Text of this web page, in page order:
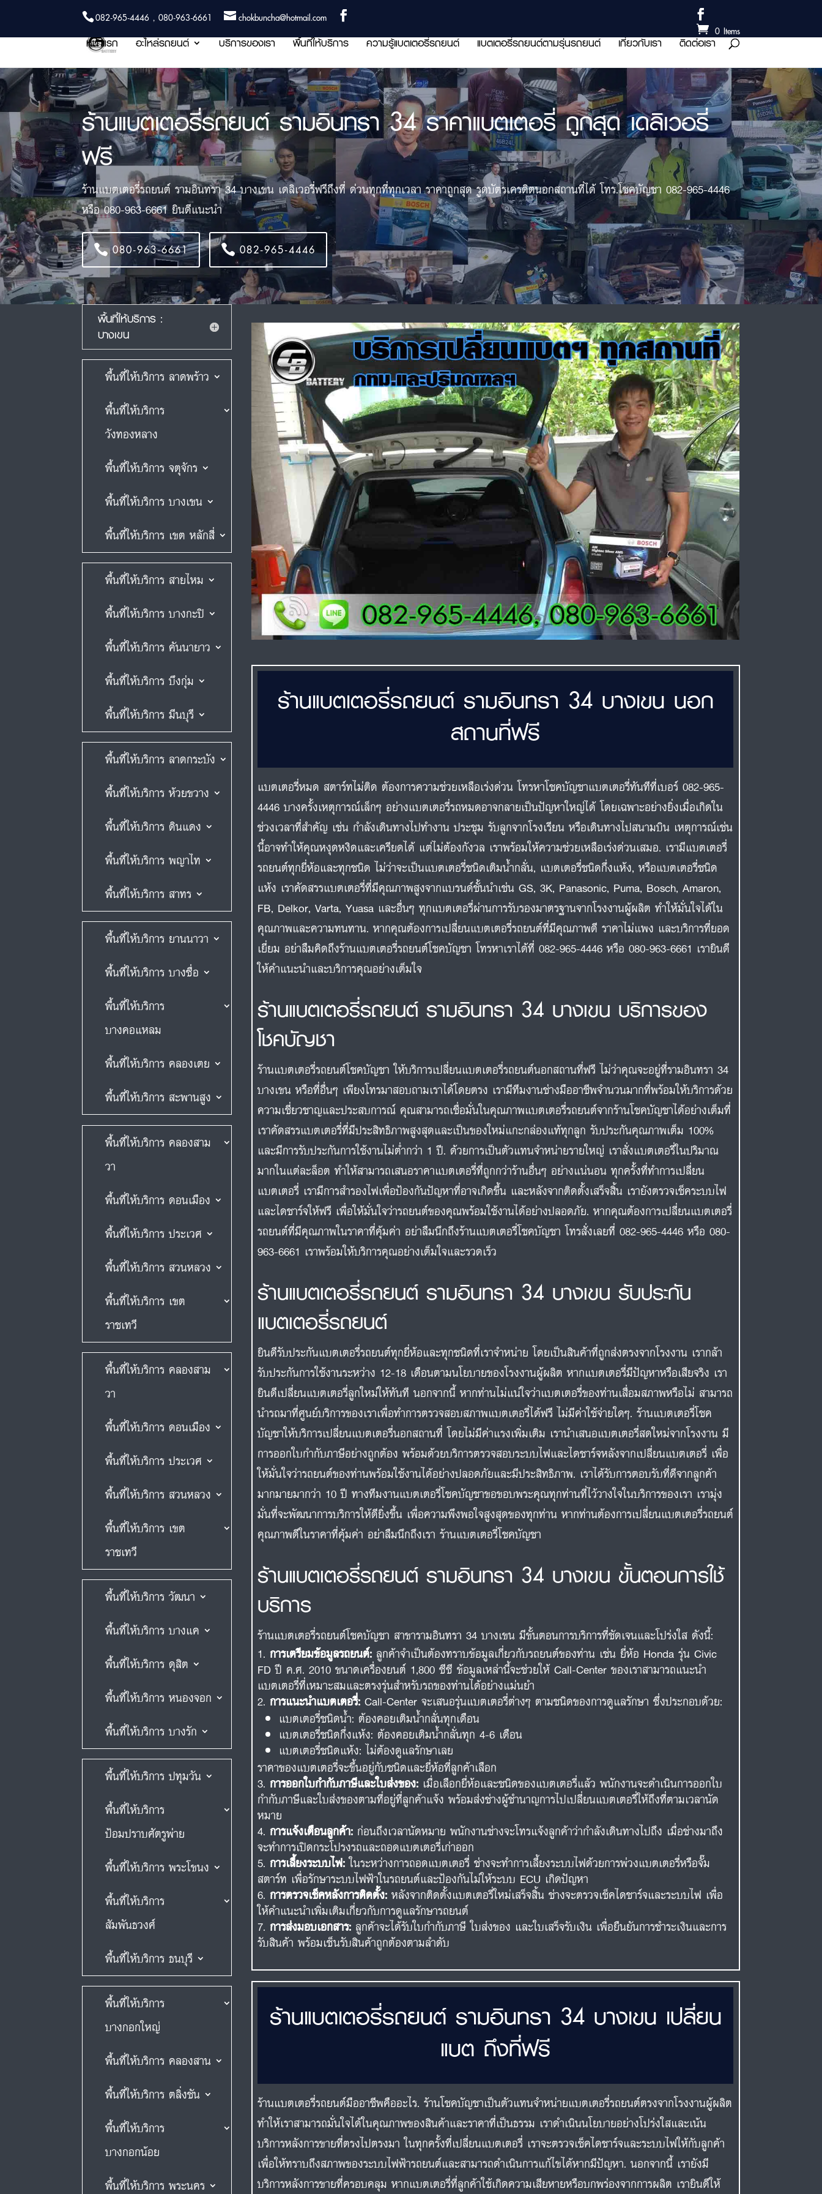
082-965-4446 , 080-963-6661
chokbuncha@hotmail.com
0 Items
หน้าแรก อะไหล่รถยนต์ บริการของเรา พื้นที่ให้บริการ ความรู้แบตเตอรี่รถยนต์ แบตเตอรี่รถยนต์ตามรุ่นรถยนต์ เกี่ยวกับเรา ติดต่อเรา
ร้านแบตเตอรี่รถยนต์ รามอินทรา 34 ราคาแบตเตอรี่ ถูกสุด เดลิเวอรี่
ฟรี
ร้านแบตเตอรี่รถยนต์ รามอินทรา 34 บางเขน เดลิเวอรี่ฟรีถึงที่ ด่วนทุกที่ทุกเวลา ราคาถูกสุด รูดบัตรเครดิตนอกสถานที่ได้ โทร.โชคบัญชา 082-965-4446
หรือ 080-963-6661 ยินดีแนะนำ
080-963-6661 082-965-4446
พื้นที่ให้บริการ :
บางเขน
พื้นที่ให้บริการ ลาดพร้าว
พื้นที่ให้บริการ
วังทองหลาง
พื้นที่ให้บริการ จตุจักร
พื้นที่ให้บริการ บางเขน
พื้นที่ให้บริการ เขต หลักสี่
พื้นที่ให้บริการ สายไหม
พื้นที่ให้บริการ บางกะปิ
พื้นที่ให้บริการ คันนายาว
พื้นที่ให้บริการ บึงกุ่ม
พื้นที่ให้บริการ มีนบุรี
พื้นที่ให้บริการ ลาดกระบัง
พื้นที่ให้บริการ ห้วยขวาง
พื้นที่ให้บริการ ดินแดง
พื้นที่ให้บริการ พญาไท
พื้นที่ให้บริการ สาทร
พื้นที่ให้บริการ ยานนาวา
พื้นที่ให้บริการ บางซื่อ
พื้นที่ให้บริการ
บางคอแหลม
พื้นที่ให้บริการ คลองเตย
พื้นที่ให้บริการ สะพานสูง
พื้นที่ให้บริการ คลองสาม
วา
พื้นที่ให้บริการ ดอนเมือง
พื้นที่ให้บริการ ประเวศ
พื้นที่ให้บริการ สวนหลวง
พื้นที่ให้บริการ เขต
ราชเทวี
พื้นที่ให้บริการ คลองสาม
วา
พื้นที่ให้บริการ ดอนเมือง
พื้นที่ให้บริการ ประเวศ
พื้นที่ให้บริการ สวนหลวง
พื้นที่ให้บริการ เขต
ราชเทวี
พื้นที่ให้บริการ วัฒนา
พื้นที่ให้บริการ บางแค
พื้นที่ให้บริการ ดุสิต
พื้นที่ให้บริการ หนองจอก
พื้นที่ให้บริการ บางรัก
พื้นที่ให้บริการ ปทุมวัน
พื้นที่ให้บริการ
ป้อมปราบศัตรูพ่าย
พื้นที่ให้บริการ พระโขนง
พื้นที่ให้บริการ
สัมพันธวงศ์
พื้นที่ให้บริการ ธนบุรี
พื้นที่ให้บริการ
บางกอกใหญ่
พื้นที่ให้บริการ คลองสาน
พื้นที่ให้บริการ ตลิ่งชัน
พื้นที่ให้บริการ
บางกอกน้อย
พื้นที่ให้บริการ พระนคร
ร้านแบตเตอรี่รถยนต์ รามอินทรา 34 บางเขน นอก
สถานที่ฟรี
แบตเตอรี่หมด สตาร์ทไม่ติด ต้องการความช่วยเหลือเร่งด่วน โทรหาโชคบัญชาแบตเตอรี่ทันทีที่เบอร์ 082-965-
4446 บางครั้งเหตุการณ์เล็กๆ อย่างแบตเตอรี่รถหมดอาจกลายเป็นปัญหาใหญ่ได้ โดยเฉพาะอย่างยิ่งเมื่อเกิดใน
ช่วงเวลาที่สำคัญ เช่น กำลังเดินทางไปทำงาน ประชุม รับลูกจากโรงเรียน หรือเดินทางไปสนามบิน เหตุการณ์เช่น
นี้อาจทำให้คุณหงุดหงิดและเครียดได้ แต่ไม่ต้องกังวล เราพร้อมให้ความช่วยเหลือเร่งด่วนเสมอ. เรามีแบตเตอรี่
รถยนต์ทุกยี่ห้อและทุกชนิด ไม่ว่าจะเป็นแบตเตอรี่ชนิดเติมน้ำกลั่น, แบตเตอรี่ชนิดกึ่งแห้ง, หรือแบตเตอรี่ชนิด
แห้ง เราคัดสรรแบตเตอรี่ที่มีคุณภาพสูงจากแบรนด์ชั้นนำเช่น GS, 3K, Panasonic, Puma, Bosch, Amaron,
FB, Delkor, Varta, Yuasa และอื่นๆ ทุกแบตเตอรี่ผ่านการรับรองมาตรฐานจากโรงงานผู้ผลิต ทำให้มั่นใจได้ใน
คุณภาพและความทนทาน. หากคุณต้องการเปลี่ยนแบตเตอรี่รถยนต์ที่มีคุณภาพดี ราคาไม่แพง และบริการที่ยอด
เยี่ยม อย่าลืมคิดถึงร้านแบตเตอรี่รถยนต์โชคบัญชา โทรหาเราได้ที่ 082-965-4446 หรือ 080-963-6661 เรายินดี
ให้คำแนะนำและบริการคุณอย่างเต็มใจ
ร้านแบตเตอรี่รถยนต์ รามอินทรา 34 บางเขน บริการของ
โชคบัญชา
ร้านแบตเตอรี่รถยนต์โชคบัญชา ให้บริการเปลี่ยนแบตเตอรี่รถยนต์นอกสถานที่ฟรี ไม่ว่าคุณจะอยู่ที่รามอินทรา 34
บางเขน หรือที่อื่นๆ เพียงโทรมาสอบถามเราได้โดยตรง เรามีทีมงานช่างมืออาชีพจำนวนมากที่พร้อมให้บริการด้วย
ความเชี่ยวชาญและประสบการณ์ คุณสามารถเชื่อมั่นในคุณภาพแบตเตอรี่รถยนต์จากร้านโชคบัญชาได้อย่างเต็มที่
เราคัดสรรแบตเตอรี่ที่มีประสิทธิภาพสูงสุดและเป็นของใหม่แกะกล่องแท้ทุกลูก รับประกันคุณภาพเต็ม 100%
และมีการรับประกันการใช้งานไม่ต่ำกว่า 1 ปี. ด้วยการเป็นตัวแทนจำหน่ายรายใหญ่ เราสั่งแบตเตอรี่ในปริมาณ
มากในแต่ละล็อต ทำให้สามารถเสนอราคาแบตเตอรี่ที่ถูกกว่าร้านอื่นๆ อย่างแน่นอน ทุกครั้งที่ทำการเปลี่ยน
แบตเตอรี่ เรามีการสำรองไฟเพื่อป้องกันปัญหาที่อาจเกิดขึ้น และหลังจากติดตั้งเสร็จสิ้น เรายังตรวจเช็คระบบไฟ
และไดชาร์จให้ฟรี เพื่อให้มั่นใจว่ารถยนต์ของคุณพร้อมใช้งานได้อย่างปลอดภัย. หากคุณต้องการเปลี่ยนแบตเตอรี่
รถยนต์ที่มีคุณภาพในราคาที่คุ้มค่า อย่าลืมนึกถึงร้านแบตเตอรี่โชคบัญชา โทรสั่งเลยที่ 082-965-4446 หรือ 080-
963-6661 เราพร้อมให้บริการคุณอย่างเต็มใจและรวดเร็ว
ร้านแบตเตอรี่รถยนต์ รามอินทรา 34 บางเขน รับประกัน
แบตเตอรี่รถยนต์
ยินดีรับประกันแบตเตอรี่รถยนต์ทุกยี่ห้อและทุกชนิดที่เราจำหน่าย โดยเป็นสินค้าที่ถูกส่งตรงจากโรงงาน เรากล้า
รับประกันการใช้งานระหว่าง 12-18 เดือนตามนโยบายของโรงงานผู้ผลิต หากแบตเตอรี่มีปัญหาหรือเสียจริง เรา
ยินดีเปลี่ยนแบตเตอรี่ลูกใหม่ให้ทันที นอกจากนี้ หากท่านไม่แน่ใจว่าแบตเตอรี่ของท่านเสื่อมสภาพหรือไม่ สามารถ
นำรถมาที่ศูนย์บริการของเราเพื่อทำการตรวจสอบสภาพแบตเตอรี่ได้ฟรี ไม่มีค่าใช้จ่ายใดๆ. ร้านแบตเตอรี่โชค
บัญชาให้บริการเปลี่ยนแบตเตอรี่นอกสถานที่ โดยไม่มีค่าแรงเพิ่มเติม เรานำเสนอแบตเตอรี่สดใหม่จากโรงงาน มี
การออกใบกำกับภาษีอย่างถูกต้อง พร้อมด้วยบริการตรวจสอบระบบไฟและไดชาร์จหลังจากเปลี่ยนแบตเตอรี่ เพื่อ
ให้มั่นใจว่ารถยนต์ของท่านพร้อมใช้งานได้อย่างปลอดภัยและมีประสิทธิภาพ. เราได้รับการตอบรับที่ดีจากลูกค้า
มากมายมากว่า 10 ปี ทางทีมงานแบตเตอรี่โชคบัญชาขอขอบพระคุณทุกท่านที่ไว้วางใจในบริการของเรา เรามุ่ง
มั่นที่จะพัฒนาการบริการให้ดียิ่งขึ้น เพื่อความพึงพอใจสูงสุดของทุกท่าน หากท่านต้องการเปลี่ยนแบตเตอรี่รถยนต์
คุณภาพดีในราคาที่คุ้มค่า อย่าลืมนึกถึงเรา ร้านแบตเตอรี่โชคบัญชา
ร้านแบตเตอรี่รถยนต์ รามอินทรา 34 บางเขน ขั้นตอนการใช้
บริการ
ร้านแบตเตอรี่รถยนต์โชคบัญชา สาขารามอินทรา 34 บางเขน มีขั้นตอนการบริการที่ชัดเจนและโปร่งใส ดังนี้:
การเตรียมข้อมูลรถยนต์: ลูกค้าจำเป็นต้องทราบข้อมูลเกี่ยวกับรถยนต์ของท่าน เช่น ยี่ห้อ Honda รุ่น Civic
FD ปี ค.ศ. 2010 ขนาดเครื่องยนต์ 1,800 ซีซี ข้อมูลเหล่านี้จะช่วยให้ Call-Center ของเราสามารถแนะนำ
แบตเตอรี่ที่เหมาะสมและตรงรุ่นสำหรับรถของท่านได้อย่างแม่นยำ
การแนะนำแบตเตอรี่: Call-Center จะเสนอรุ่นแบตเตอรี่ต่างๆ ตามชนิดของการดูแลรักษา ซึ่งประกอบด้วย:
แบตเตอรี่ชนิดน้ำ: ต้องคอยเติมน้ำกลั่นทุกเดือน
แบตเตอรี่ชนิดกึ่งแห้ง: ต้องคอยเติมน้ำกลั่นทุก 4-6 เดือน
แบตเตอรี่ชนิดแห้ง: ไม่ต้องดูแลรักษาเลย
ราคาของแบตเตอรี่จะขึ้นอยู่กับชนิดและยี่ห้อที่ลูกค้าเลือก
การออกใบกำกับภาษีและใบส่งของ: เมื่อเลือกยี่ห้อและชนิดของแบตเตอรี่แล้ว พนักงานจะดำเนินการออกใบ
กำกับภาษีและใบส่งของตามที่อยู่ที่ลูกค้าแจ้ง พร้อมส่งช่างผู้ชำนาญการไปเปลี่ยนแบตเตอรี่ให้ถึงที่ตามเวลานัด
หมาย
การแจ้งเตือนลูกค้า: ก่อนถึงเวลานัดหมาย พนักงานช่างจะโทรแจ้งลูกค้าว่ากำลังเดินทางไปถึง เมื่อช่างมาถึง
จะทำการเปิดกระโปรงรถและถอดแบตเตอรี่เก่าออก
การเลี้ยงระบบไฟ:ในระหว่างการถอดแบตเตอรี่ ช่างจะทำการเลี้ยงระบบไฟด้วยการพ่วงแบตเตอรี่หรือจั๊ม
สตาร์ท เพื่อรักษาระบบไฟฟ้าในรถยนต์และป้องกันไม่ให้ระบบ ECU เกิดปัญหา
การตรวจเช็คหลังการติดตั้ง: หลังจากติดตั้งแบตเตอรี่ใหม่เสร็จสิ้น ช่างจะตรวจเช็คไดชาร์จและระบบไฟ เพื่อ
ให้คำแนะนำเพิ่มเติมเกี่ยวกับการดูแลรักษารถยนต์
การส่งมอบเอกสาร: ลูกค้าจะได้รับใบกำกับภาษี ใบส่งของ และใบเสร็จรับเงิน เพื่อยืนยันการชำระเงินและการ
รับสินค้า พร้อมเซ็นรับสินค้าถูกต้องตามลำดับ
ร้านแบตเตอรี่รถยนต์ รามอินทรา 34 บางเขน เปลี่ยน
แบต ถึงที่ฟรี
ร้านแบตเตอรี่รถยนต์มืออาชีพคืออะไร. ร้านโชคบัญชาเป็นตัวแทนจำหน่ายแบตเตอรี่รถยนต์ตรงจากโรงงานผู้ผลิต
ทำให้เราสามารถมั่นใจได้ในคุณภาพของสินค้าและราคาที่เป็นธรรม เราดำเนินนโยบายอย่างโปร่งใสและเน้น
บริการหลังการขายที่ตรงไปตรงมา ในทุกครั้งที่เปลี่ยนแบตเตอรี่ เราจะตรวจเช็คไดชาร์จและระบบไฟให้กับลูกค้า
เพื่อให้ทราบถึงสภาพของระบบไฟฟ้ารถยนต์และสามารถดำเนินการแก้ไขได้หากมีปัญหา. นอกจากนี้ เรายังมี
บริการหลังการขายที่ครอบคลุม หากแบตเตอรี่ที่ลูกค้าใช้เกิดความเสียหายหรือบกพร่องจากการผลิต เรายินดีให้